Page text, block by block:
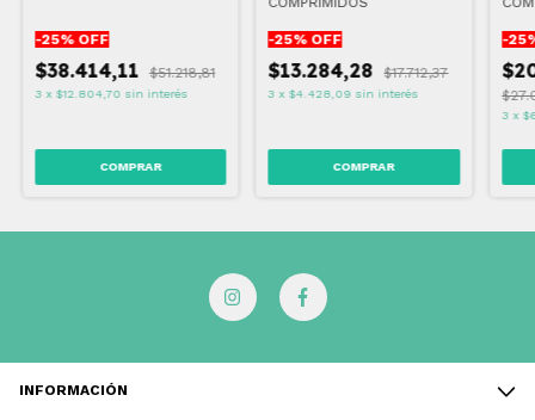
-25% OFF
$38.414,11 $51.218,81
3 x $12.804,70 sin interés
-25% OFF
$13.284,28 $17.712,37
3 x $4.428,09 sin interés
-25
3 x
INFORMACIÓN